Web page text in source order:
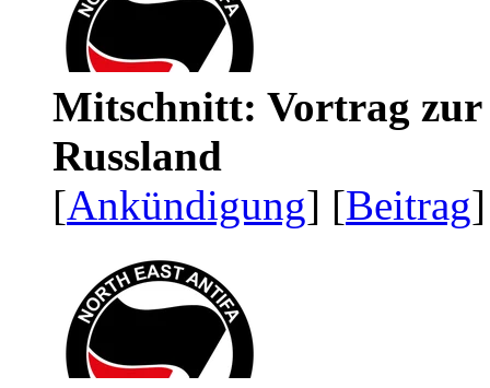
Mitschnitt: Vortrag zur
Russland
[Ankündigung] [Beitrag